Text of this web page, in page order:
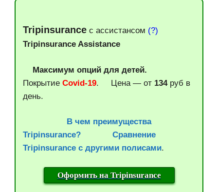
Tripinsurance с ассистансом (?)
Tripinsurance Assistance
Максимум опций для детей.
Покрытие Covid-19. Цена — от 134руб в
день.
В чем преимущества
Tripinsurance?
Сравнение
Tripinsurance с другими полисами.
Оформить на Tripinsurance